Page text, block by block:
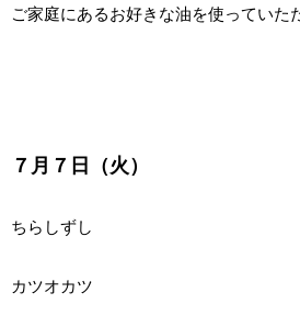
ご家庭にあるお好きな油を使っていた
７月７日（火）
ちらしずし
カツオカツ